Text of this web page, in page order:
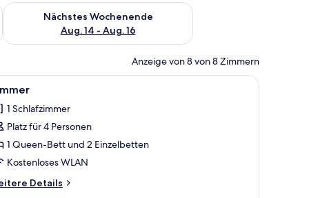
Aug. 7 - Aug. 9.
Nächstes Wochenende
Aug. 14 - Aug. 16
Überprüfe die Verfügbarkeit für nächstes Wochenende, Aug.
Anzeige von 8 von 8 Zimmern
Schreibtisch, zwei Korbstühlen, einem gemusterten Teppich und einer
Ein Schlafzimmer mit einem Bett,
5
1 Schlafzimmer
Platz für 4 Personen
1 Queen-Bett und 2 Einzelbetten
Kostenloses WLAN
Details